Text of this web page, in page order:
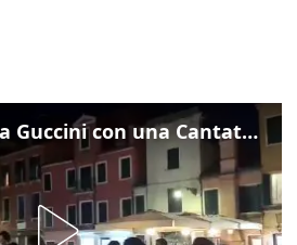
Venezia omaggia Guccini con una Cantata Anarchica in campo Santa Margherita